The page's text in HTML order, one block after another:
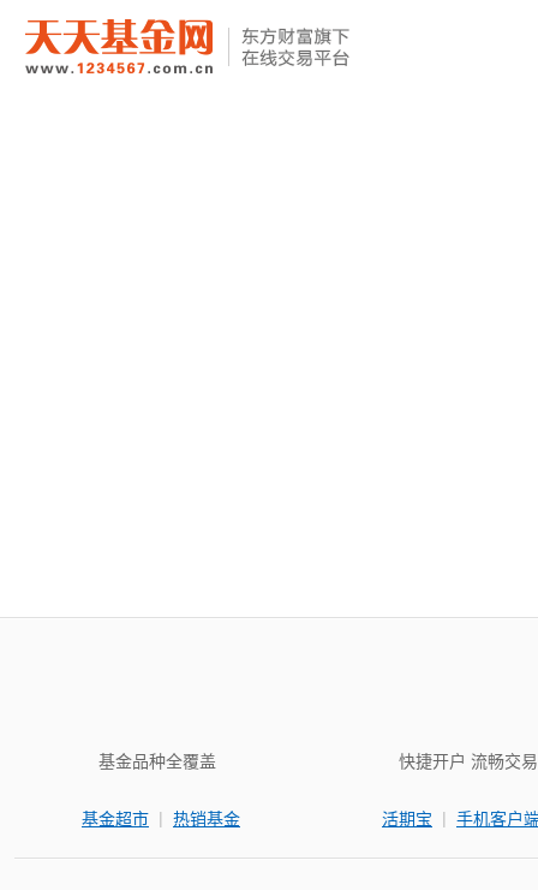
基金品种全覆盖
基金超市 | 热销基金
快捷开户 流畅交易
活期宝 | 手机客户